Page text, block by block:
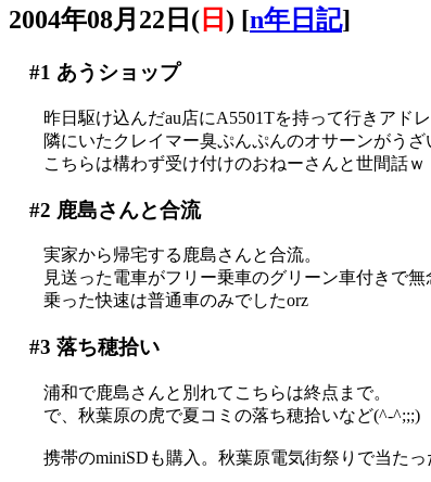
2004年08月22日( 日 ) [n年日記]
#1 あうショップ
昨日駆け込んだau店にA5501Tを持って行きアド
隣にいたクレイマー臭ぷんぷんのオサーンがうざ
こちらは構わず受け付けのおねーさんと世間話ｗ
#2 鹿島さんと合流
実家から帰宅する鹿島さんと合流。
見送った電車がフリー乗車のグリーン車付きで無
乗った快速は普通車のみでしたorz
#3 落ち穂拾い
浦和で鹿島さんと別れてこちらは終点まで。
で、秋葉原の虎で夏コミの落ち穂拾いなど(^-^;;;)
携帯のminiSDも購入。秋葉原電気街祭りで当たっ